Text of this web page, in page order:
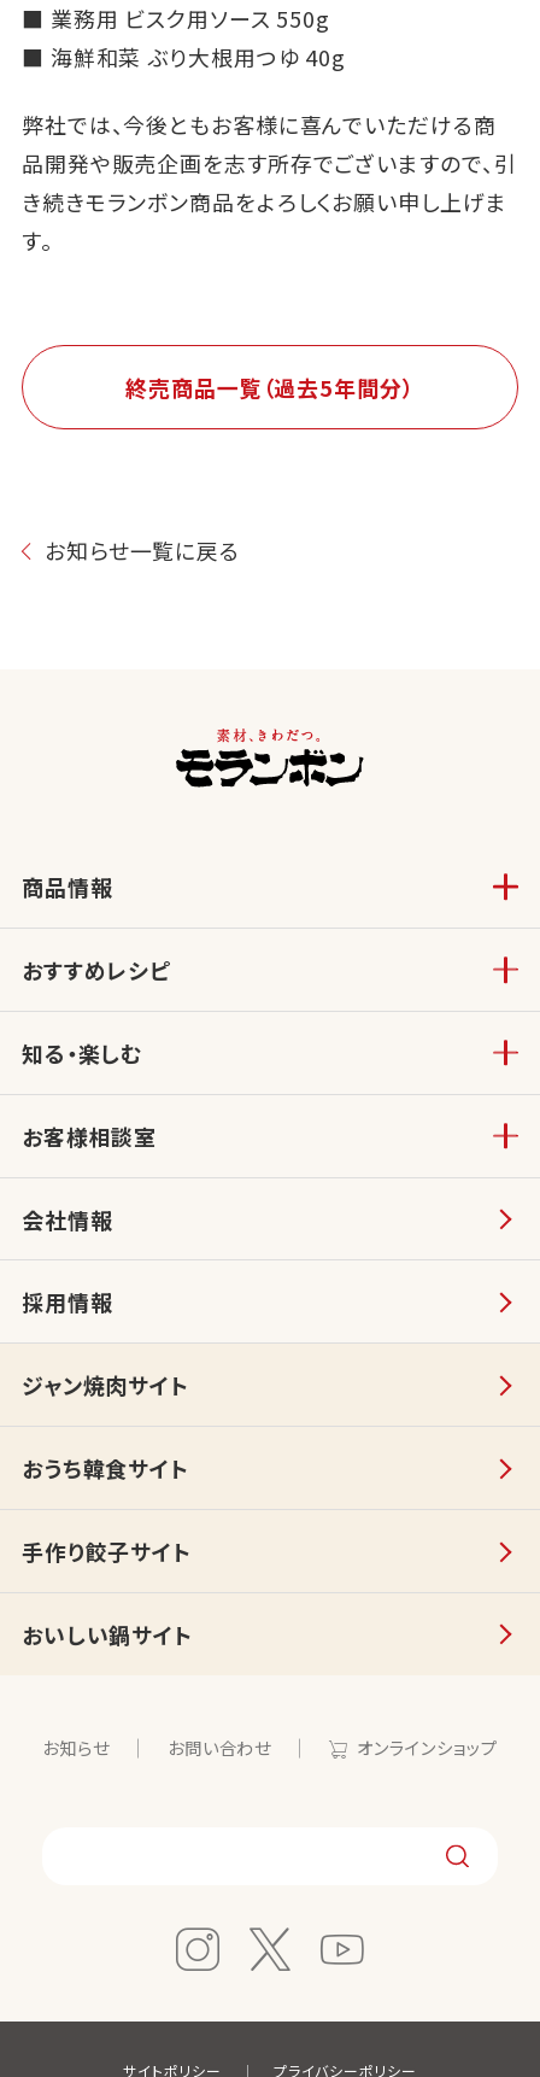
■ 業務用 ビスク用ソース 550g
■ 海鮮和菜 ぶり大根用つゆ 40g
弊社では、今後ともお客様に喜んでいただける商
品開発や販売企画を志す所存でございますので、引
き続きモランボン商品をよろしくお願い申し上げま
す。
終売商品一覧（過去5年間分）
お知らせ一覧に戻る
商品情報
おすすめレシピ
知る・楽しむ
お客様相談室
会社情報
採用情報
ジャン焼肉サイト
おうち韓食サイト
手作り餃子サイト
おいしい鍋サイト
お知らせ お問い合わせ オンラインショップ
サイトポリシー プライバシーポリシー